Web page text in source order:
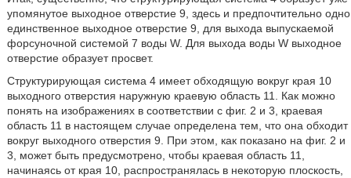
упомянутое выходное отверстие 9, здесь и предпочтительно одно
единственное выходное отверстие 9, для выхода выпускаемой
форсуночной системой 7 воды W. Для выхода воды W выходное
отверстие образует просвет.
Структурирующая система 4 имеет обходящую вокруг края 10
выходного отверстия наружную краевую область 11. Как можно
понять на изображениях в соответствии с фиг. 2 и 3, краевая
область 11 в настоящем случае определена тем, что она обходит
вокруг выходного отверстия 9. При этом, как показано на фиг. 2 и
3, может быть предусмотрено, чтобы краевая область 11,
начинаясь от края 10, распространялась в некоторую плоскость,